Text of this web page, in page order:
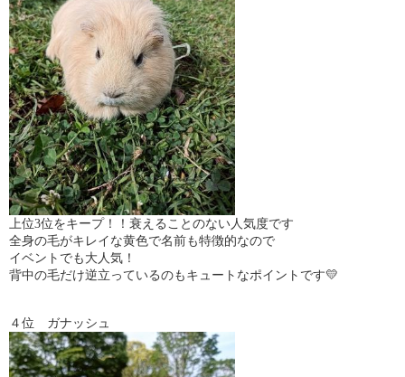
上位3位をキープ！！衰えることのない人気度です
全身の毛がキレイな黄色で名前も特徴的なので
イベントでも大人気！
背中の毛だけ逆立っているのもキュートなポイントです💛
４位 ガナッシュ